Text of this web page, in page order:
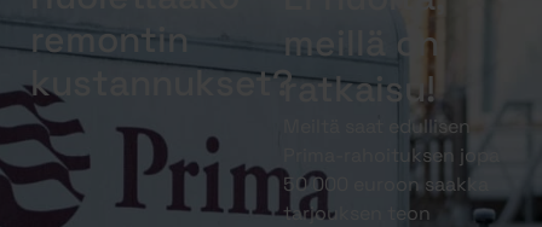
remontin
kustannukset?
meillä on
ratkaisu!
Meiltä saat edullisen
Prima-rahoituksen jopa
50 000 euroon saakka
tarjouksen teon